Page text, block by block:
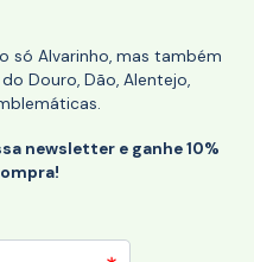
só Alvarinho, mas também
Douro, Dão, Alentejo,
newsletter e ganhe 10%